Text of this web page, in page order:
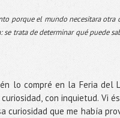
porque el mundo necesitara otra
trata de determinar qué puede
lo compré en la Feria del
con inquietud. Vi
que me había